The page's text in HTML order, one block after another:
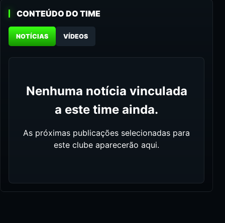
CONTEÚDO DO TIME
NOTÍCIAS VÍDEOS
Nenhuma notícia vinculada
a este time ainda.
As próximas publicações selecionadas para
este clube aparecerão aqui.